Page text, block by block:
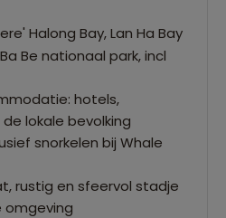
Halong Bay, Lan Ha Bay
Be nationaal park, incl
hotels,
lokale bevolking
snorkelen bij Whale
rustig en sfeervol stadje